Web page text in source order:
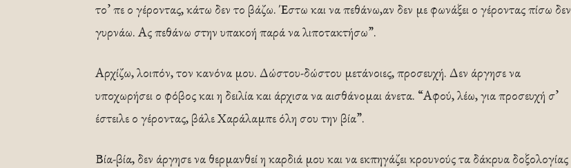
το’ πε ο γέροντας, κάτω δεν το βάζω. Έστω και να πεθάνω,αν δεν με φωνάξει ο γέροντας πίσω δεν
γυρνάω. Ας πεθάνω στην υπακοή παρά να λιποτακτήσω”.
Αρχίζω, λοιπόν, τον κανόνα μου. Δώστου-δώστου μετάνοιες, προσευχή. Δεν άργησε να
υποχωρήσει ο φόβος και η δειλία και άρχισα να αισθάνομαι άνετα. “Αφού, λέω, για προσευχή σ’
έστειλε ο γέροντας, βάλε Χαράλαμπε όλη σου την βία”.
Βία-βία, δεν άργησε να θερμανθεί η καρδιά μου και να εκπηγάζει κρουνούς τα δάκρυα δοξολογίας